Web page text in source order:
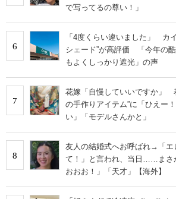
で写ってるの尊い！」
6
「4度くらい違いました」 カ
シェード”が高評価 「今年の
もよくしっかり遮光」の声
7
花嫁「自慢していいですか」
の手作りアイテム”に「ひえー
い」「モデルさんかと」
8
友人の結婚式へお呼ばれ→「エ
て！」と言われ、当日……まさ
おおお！」「天才」【海外】